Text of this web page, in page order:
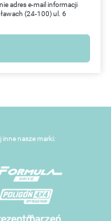
adres e-mail informacji
(24-100) ul. 6
inne nasze marki: